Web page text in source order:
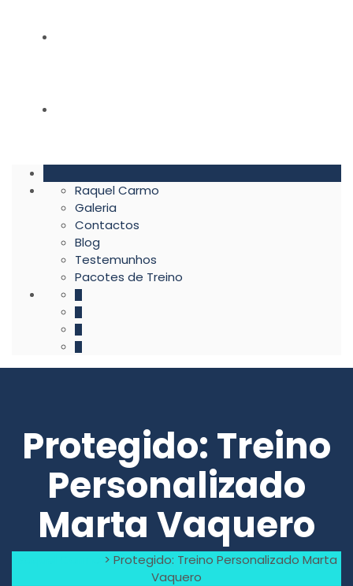
Raquel Carmo
Galeria
Contactos
Blog
Testemunhos
Pacotes de Treino
Protegido: Treino
Personalizado
Marta Vaquero
> Protegido: Treino Personalizado Marta
Vaquero